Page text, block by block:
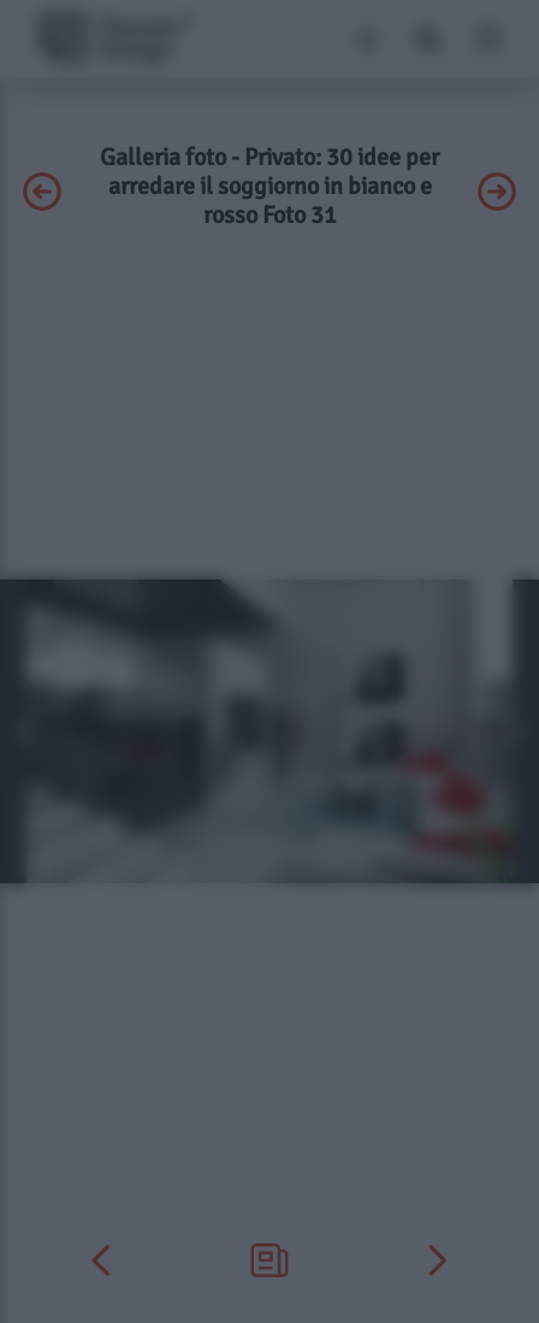
Galleria foto - Privato: 30 idee per
arredare il soggiorno in bianco e
rosso Foto 31